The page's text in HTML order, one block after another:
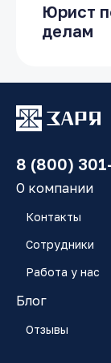
Юрист
делам
массу и
юрист
или факт
причинам
не
8 (800)
О компании
Контакты
Сотрудники
Работа у нас
Блог
Отзывы